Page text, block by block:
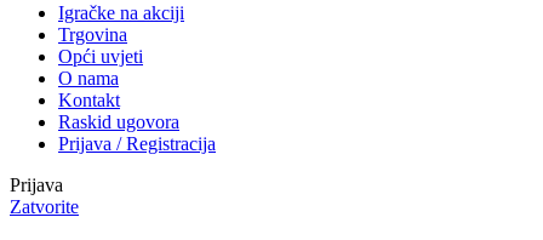
Igračke na akciji
Trgovina
Opći uvjeti
O nama
Kontakt
Raskid ugovora
Prijava / Registracija
Prijava
Zatvorite